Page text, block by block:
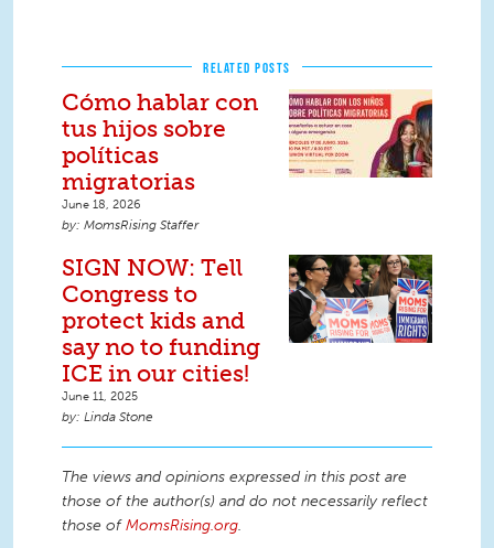
RELATED POSTS
Cómo hablar con
tus hijos sobre
políticas
migratorias
June 18, 2026
MomsRising Staffer
SIGN NOW: Tell
Congress to
protect kids and
say no to funding
ICE in our cities!
June 11, 2025
Linda Stone
The views and opinions expressed in this post are
those of the author(s) and do not necessarily reflect
those ofMomsRising.org.